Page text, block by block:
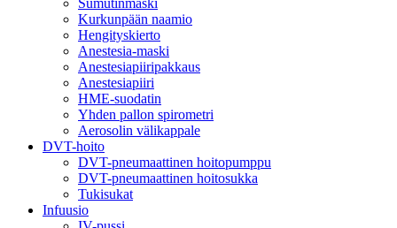
Kurkunpään naamio
Hengityskierto
Anestesia-maski
Anestesiapiiripakkaus
Anestesiapiiri
HME-suodatin
Yhden pallon spirometri
Aerosolin välikappale
DVT-hoito
DVT-pneumaattinen hoitopumppu
DVT-pneumaattinen hoitosukka
Tukisukat
Infuusio